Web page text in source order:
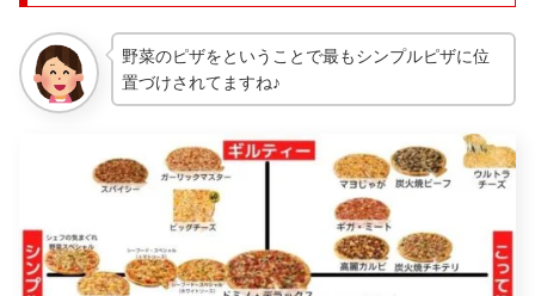
野菜のピザをということで最もシンプルピザに位
置づけされてますね♪